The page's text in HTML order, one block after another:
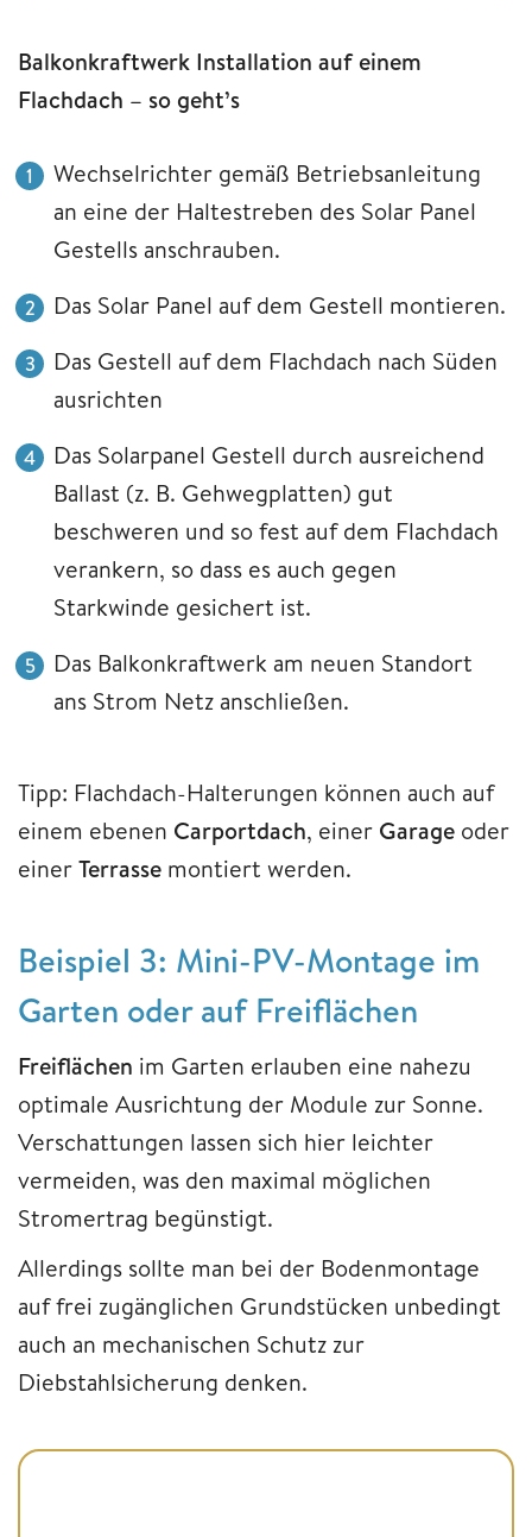
Balkonkraftwerk Installation auf einem
Flachdach – so geht’s
Wechselrichter gemäß Betriebsanleitung
an eine der Haltestreben des Solar Panel
Gestells anschrauben.
Das Solar Panel auf dem Gestell montieren.
Das Gestell auf dem Flachdach nach Süden
ausrichten
Das Solarpanel Gestell durch ausreichend
Ballast (z. B. Gehwegplatten) gut
beschweren und so fest auf dem Flachdach
verankern, so dass es auch gegen
Starkwinde gesichert ist.
Das Balkonkraftwerk am neuen Standort
ans Strom Netz anschließen.
Tipp: Flachdach-Halterungen können auch auf
einem ebenen Carportdach, einer Garage oder
einerTerrasse montiert werden.
Beispiel 3: Mini-PV-Montage im
Garten oder auf Freiflächen
Freiflächen im Garten erlauben eine nahezu
optimale Ausrichtung der Module zur Sonne.
Verschattungen lassen sich hier leichter
vermeiden, was den maximal möglichen
Stromertrag begünstigt.
Allerdings sollte man bei der Bodenmontage
auf frei zugänglichen Grundstücken unbedingt
auch an mechanischen Schutz zur
Diebstahlsicherung denken.